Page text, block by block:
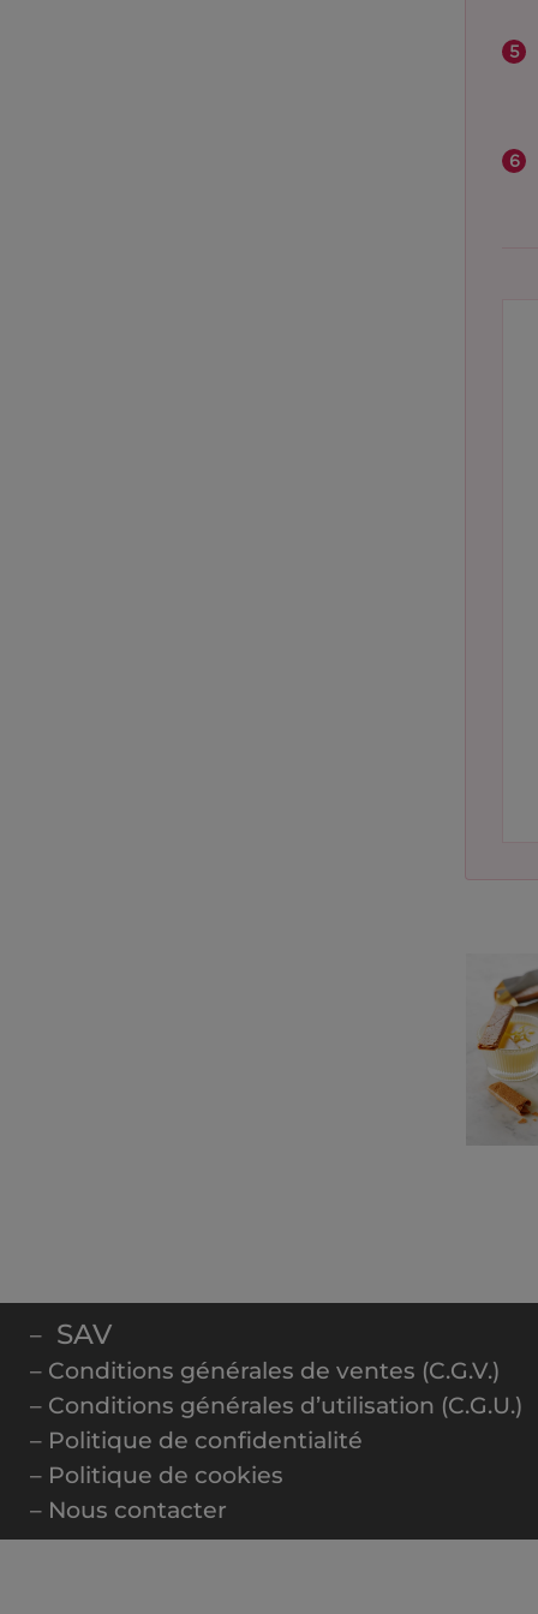
– SAV
– Conditions générales de ventes (C.G.V.)
– Conditions générales d’utilisation (C.G.U.)
– Politique de confidentialité
– Politique de cookies
– Nous contacter